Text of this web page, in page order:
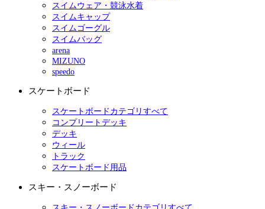
スイムウェア・競泳水着
スイムキャップ
スイムゴーグル
スイムバッグ
arena
MIZUNO
speedo
スケートボード
スケートボードカテゴリすべて
コンプリートデッキ
デッキ
ウィール
トラック
スケートボード用品
スキー・スノーボード